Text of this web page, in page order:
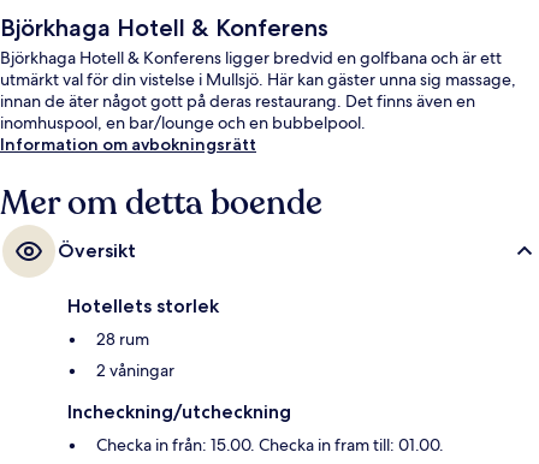
Björkhaga Hotell & Konferens
Björkhaga Hotell & Konferens ligger bredvid en golfbana och är ett
utmärkt val för din vistelse i Mullsjö. Här kan gäster unna sig massage,
innan de äter något gott på deras restaurang. Det finns även en
inomhuspool, en bar/lounge och en bubbelpool.
Information om avbokningsrätt
Mer om detta boende
Översikt
Hotellets storlek
28 rum
2 våningar
Incheckning/utcheckning
Checka in från: 15.00. Checka in fram till: 01.00.